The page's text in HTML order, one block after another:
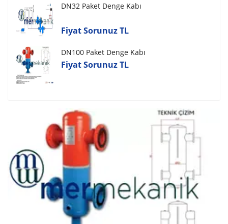
DN32 Paket Denge Kabı
Fiyat Sorunuz TL
DN100 Paket Denge Kabı
Fiyat Sorunuz TL